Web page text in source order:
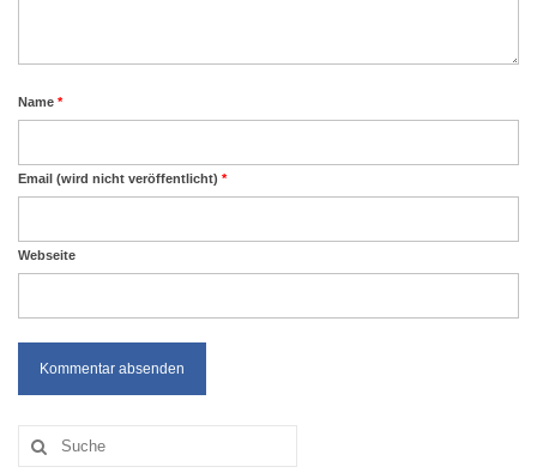
Name *
Email (wird nicht veröffentlicht) *
Webseite
Suche
nach: